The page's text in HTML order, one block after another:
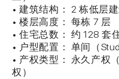
• 建筑结构： 2 栋低层
• 楼层高度： 每栋 7 层
• 住宅总数： 约 128 套
• 户型配置： 单间（
• 产权类型： 永久产权
权）